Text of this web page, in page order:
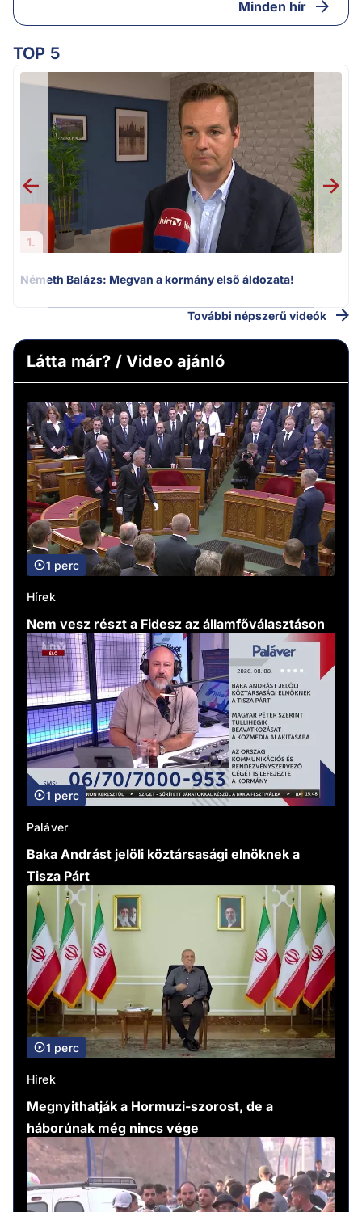
Minden hír
TOP 5
1.
Németh Balázs: Megvan a kormány első áldozata!
További népszerű videók
Látta már? / Video ajánló
1 perc
Hírek
Nem vesz részt a Fidesz az államfőválasztáson
1 perc
Paláver
Baka Andrást jelöli köztársasági elnöknek a
Tisza Párt
1 perc
Hírek
Megnyithatják a Hormuzi-szorost, de a
háborúnak még nincs vége